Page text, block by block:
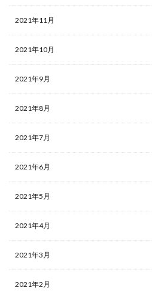
2021年11月
2021年10月
2021年9月
2021年8月
2021年7月
2021年6月
2021年5月
2021年4月
2021年3月
2021年2月